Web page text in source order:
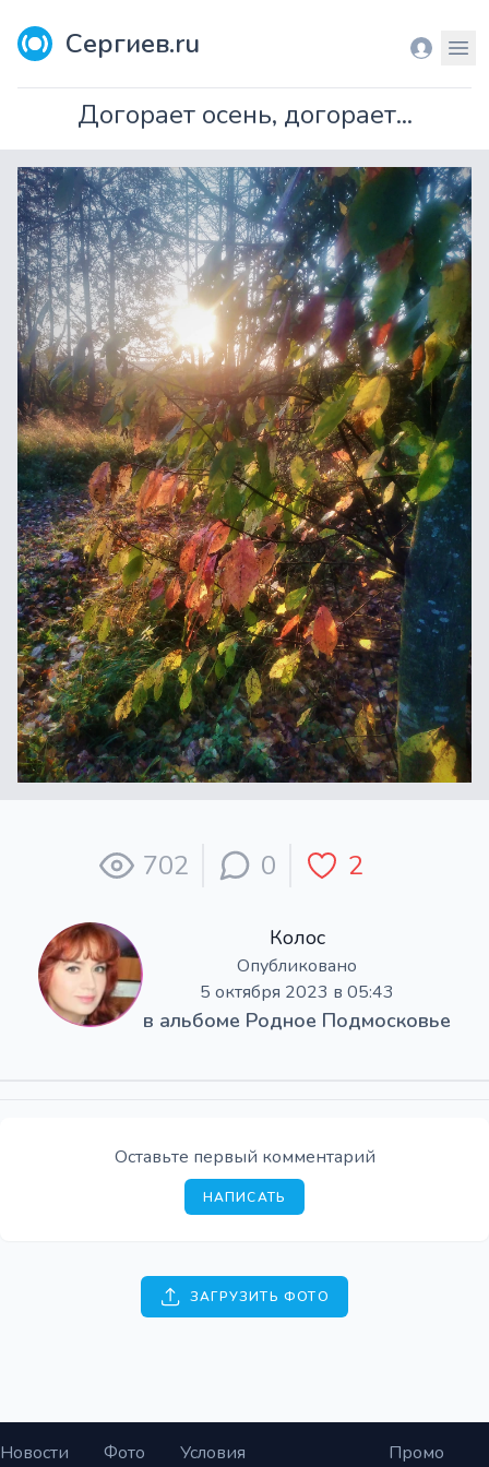
Сергиев.ru Вход
Догорает осень, догорает...
702 0 2
Колос
Опубликовано
5 октября 2023 в 05:43
в альбоме Родное Подмосковье
Оставьте первый комментарий
НАПИСАТЬ
ЗАГРУЗИТЬ ФОТО
Новости Фото Условия Промо